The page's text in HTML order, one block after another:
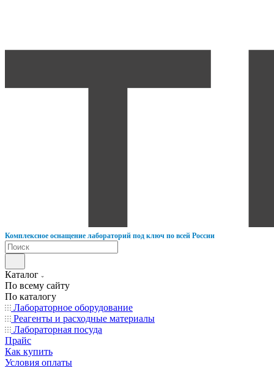
Комплексное оснащение лабораторий под ключ по всей России
Каталог
По всему сайту
По каталогу
Лабораторное оборудование
Реагенты и расходные материалы
Лабораторная посуда
Прайс
Как купить
Условия оплаты